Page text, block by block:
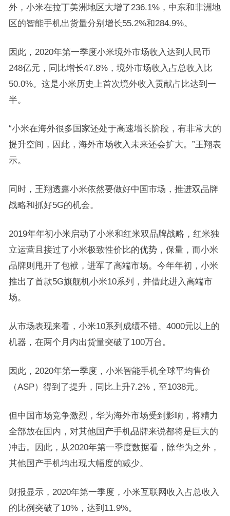
外，小米在拉丁美洲地区大增了236.1%，中东和非洲地
区的智能手机出货量分别增长55.2%和284.9%。
因此，2020年第一季度小米境外市场收入达到人民币
248亿元，同比增长47.8%，境外市场收入占总收入比
50.0%。这是小米历史上首次境外收入贡献占比达到一
半。
“小米在海外很多国家还处于高速增长阶段，有非常大的
提升空间，因此，海外市场收入未来还会扩大。”王翔表
示。
同时，王翔透露小米依然要做好中国市场，推进双品牌
战略和抓好5G的机会。
2019年年初小米启动了小米和红米双品牌战略，红米独
立运营且接过了小米极致性价比的优势，保量，而小米
品牌则甩开了包袱，进军了高端市场。今年年初，小米
推出了首款5G旗舰机小米10系列，并借此进入高端市
场。
从市场表现来看，小米10系列成绩不错。4000元以上的
机器，在两个月内出货量突破了100万台。
因此，2020年第一季度，小米智能手机全球平均售价
（ASP）得到了提升，同比上升7.2%，至1038元。
但中国市场竞争激烈，华为海外市场受到影响，将精力
全部放在国内，对其他国产手机品牌来说都将是巨大的
冲击。因此，从2020年第一季度数据看，除华为之外，
其他国产手机均出现大幅度的减少。
财报显示，2020年第一季度，小米互联网收入占总收入
的比例突破了10%，达到11.9%。